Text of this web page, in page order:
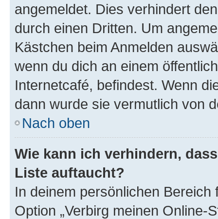
angemeldet. Dies verhindert
durch einen Dritten. Um
Kästchen beim Anmelden
wenn du dich an einem
Internetcafé, befindest. Wenn
dann wurde sie vermutlich von
Nach oben
Wie kann ich verhindern,
Liste auftaucht?
In deinem persönlichen
Option „Verbirg meinen Online-